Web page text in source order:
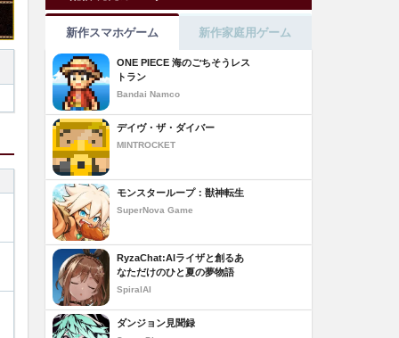
新作スマホゲーム 新作家庭用ゲーム
ONE PIECE 海のごちそうレス
トラン
Bandai Namco
デイヴ・ザ・ダイバー
MINTROCKET
モンスターループ：獣神転生
SuperNova Game
RyzaChat:AIライザと創るあ
なただけのひと夏の夢物語
SpiralAI
ダンジョン見聞録